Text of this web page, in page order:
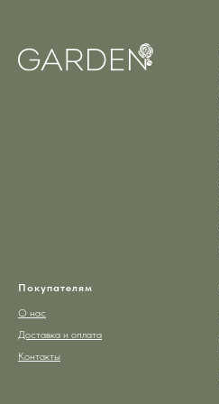
Покупателям
О нас
Доставка и оплата
Контакты